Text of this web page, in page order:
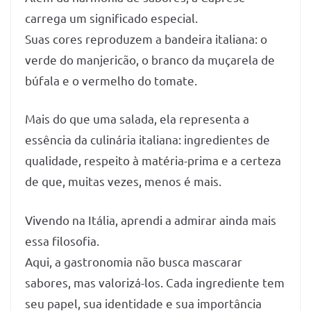
carrega um significado especial.
Suas cores reproduzem a bandeira italiana: o
verde do manjericão, o branco da muçarela de
búfala e o vermelho do tomate.
Mais do que uma salada, ela representa a
essência da culinária italiana: ingredientes de
qualidade, respeito à matéria-prima e a certeza
de que, muitas vezes, menos é mais.
Vivendo na Itália, aprendi a admirar ainda mais
essa filosofia.
Aqui, a gastronomia não busca mascarar
sabores, mas valorizá-los. Cada ingrediente tem
seu papel, sua identidade e sua importância